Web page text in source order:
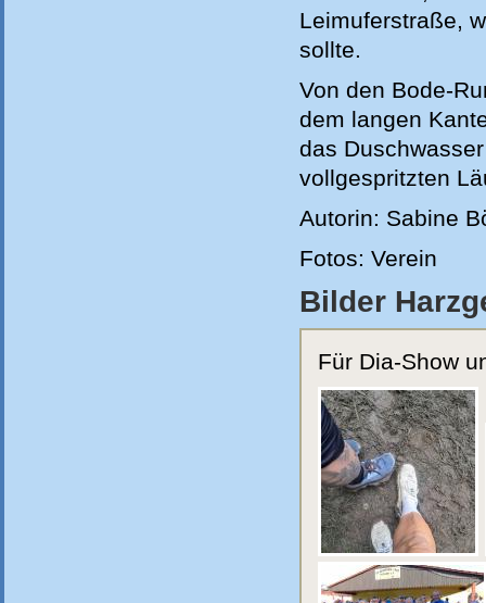
Leimuferstraße,
sollte.
Von den Bode-
dem langen
das
vollgespritzten
Autorin: Sabine
Fotos: Verein
Bilder
Für Dia-Show